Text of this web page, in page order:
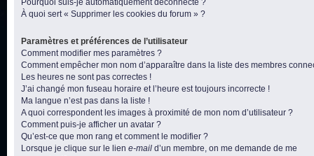
Pourquoi suis-je automatiquement déconnecté ?
À quoi sert « Supprimer les cookies du forum » ?
Paramètres et préférences de l’utilisateur
Comment modifier mes paramètres ?
Comment empêcher mon nom d’apparaître dans la liste des membres
Les heures ne sont pas correctes !
J’ai changé mon fuseau horaire et l’heure est toujours incorrecte !
Ma langue n’est pas dans la liste !
A quoi correspondent les images à proximité de mon nom d’utilisateur ?
Comment puis-je afficher un avatar ?
Qu’est-ce que mon rang et comment le modifier ?
Lorsque je clique sur le lien e-mail d’un membre, on me demande de me